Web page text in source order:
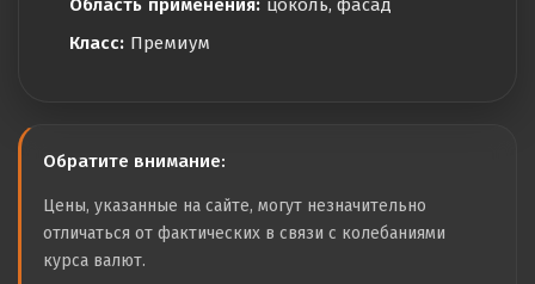
Класс: Премиум
Обратите внимание:
Цены, указанные на сайте, могут незначительно
отличаться от фактических в связи с колебаниями
курса валют.